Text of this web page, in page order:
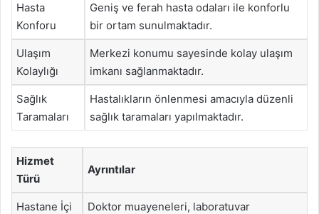
Hasta
Konforu
Geniş ve ferah hasta odaları ile konforlu
bir ortam sunulmaktadır.
Ulaşım
Kolaylığı
Merkezi konumu sayesinde kolay ulaşım
imkanı sağlanmaktadır.
Sağlık
Taramaları
Hastalıkların önlenmesi amacıyla düzenli
sağlık taramaları yapılmaktadır.
Hizmet
Türü
Ayrıntılar
Hastane İçi
Doktor muayeneleri, laboratuvar